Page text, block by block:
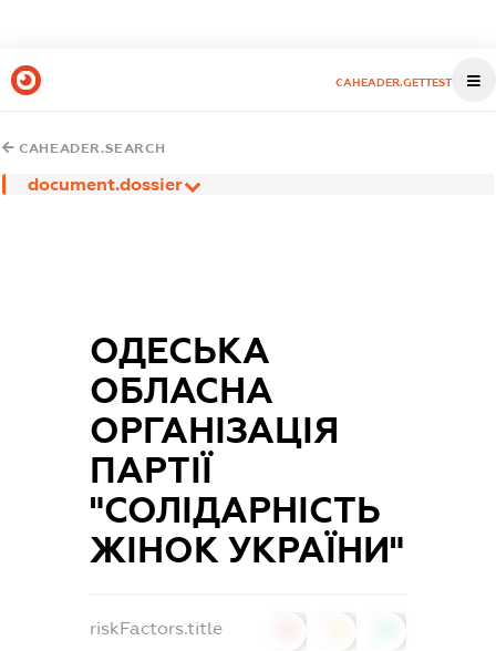
CAHEADER.GETTEST
CAHEADER.SEARCH
document.dossier
ОДЕСЬКА
ОБЛАСНА
ОРГАНІЗАЦІЯ
ПАРТІЇ
"СОЛІДАРНІСТЬ
ЖІНОК УКРАЇНИ"
riskFactors.title